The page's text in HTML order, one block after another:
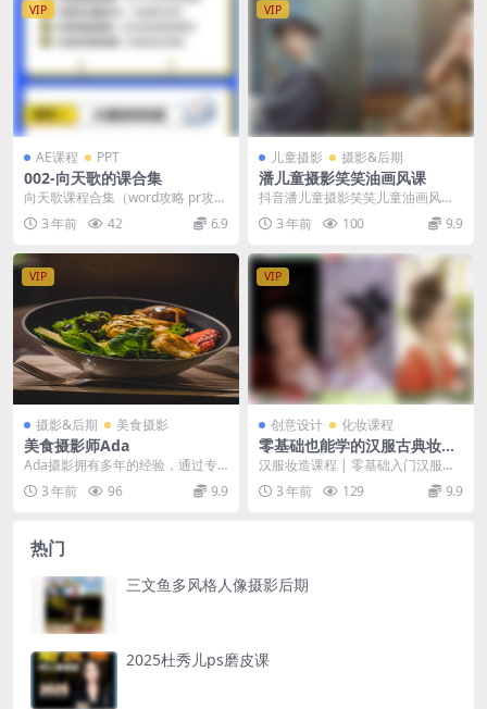
VIP
AE课程 PPT
002-向天歌的课合集
向天歌课程合集（word攻略 pr攻略
ppt攻略 Excel攻略 AE攻略PS...
3 年前 42 6.9
VIP
儿童摄影 摄影&后期
潘儿童摄影笑笑油画风课
抖音潘儿童摄影笑笑儿童油画风后
期调色教程 今天给大家推荐一位抖
音比较有名油画风格...
3 年前 100 9.9
VIP
摄影&后期 美食摄影
美食摄影师Ada
Ada摄影拥有多年的经验，通过专
业影像捕捉每一个经典时刻，提供
从脚本设计，故事板...
3 年前 96 9.9
VIP
创意设计 化妆课程
零基础也能学的汉服古典妆造
系统课_南宫芊茉
汉服妆造课程 | 零基础入门汉服妆
发造型 什么衣服搭配什么发型和妆
容？ 什么朝代...
3 年前 129 9.9
热门
三文鱼多风格人像摄影后期
2025杜秀儿ps磨皮课